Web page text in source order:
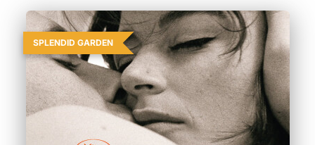
SPLENDID GARDEN